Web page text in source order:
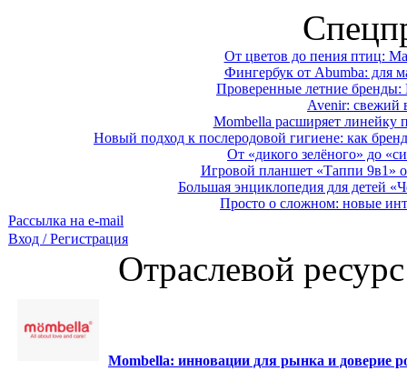
От цветов до пения птиц:
Фингербук от Abumba: для
Проверенные летние
Avenir: свежий
Mombella расширяет линейку
Новый подход к послеродовой гигиене: как
От «дикого зелёного» до
Игровой планшет «Таппи 9в1»
Большая энциклопедия для детей
Просто о сложном: новые
Рассылка на e-mail
Вход / Регистрация
Отраслевой
Mombella: инновации для рынка и доверие